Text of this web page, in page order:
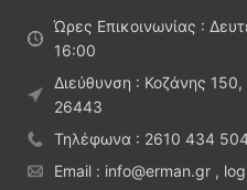
Ώρες Επικοινωνίας :
16:00
Διεύθυνση : Κοζάνης
26443
Τηλέφωνα : 2610 434
Email : info@erman.gr ,